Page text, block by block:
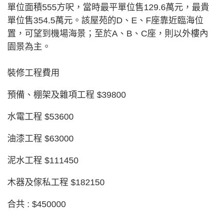
單位面積555方呎，當時最平單位售129.6萬元，最貴
單位售354.5萬元。該屋苑的D、E、F座靠近臨海位
置，可望到機場海景；至於A、B、C座，則以外樓內
園景為主。
裝修工程費用
預備、棚架及雜項工程 $39800
水電工程 $53600
油漆工程 $63000
泥水工程 $111450
木器及傢私工程 $182150
合共 : $450000